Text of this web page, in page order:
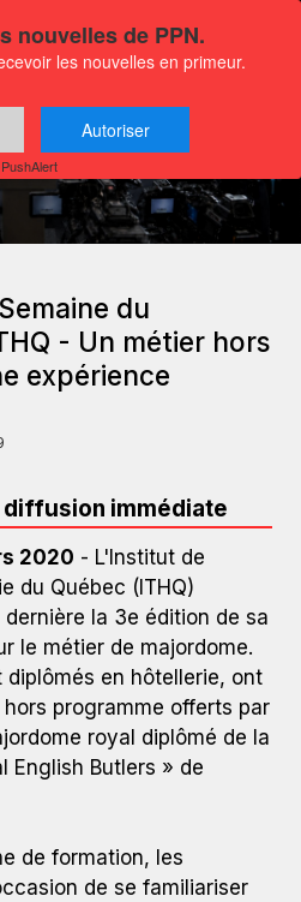
du
- Un métier hors
expérience
Fernandez, directrice de la
Frappier, épouse de feu M.
Catherine Larivière et Tristan
immédiate
2020 - L'Institut de
du Québec (ITHQ)
la 3e édition de sa
le métier de majordome.
en hôtellerie, ont
programme offerts par
royal diplômé de la
English Butlers » de
de formation, les
de se familiariser
nouvelles de PPN.
les nouvelles en primeur.
Autoriser